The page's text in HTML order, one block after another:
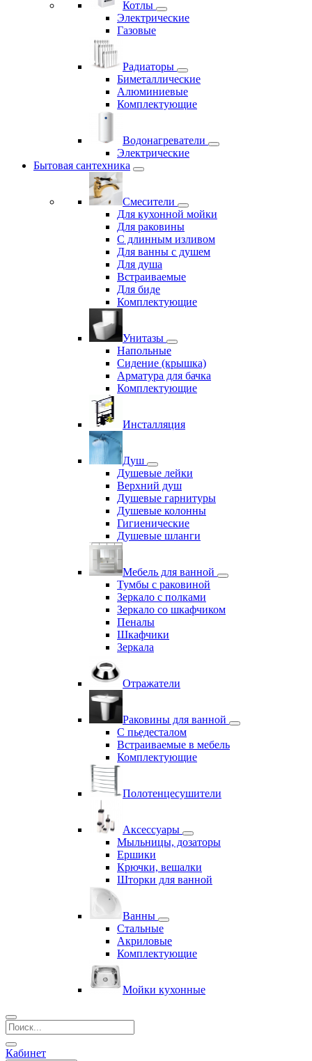
Котлы
Электрические
Газовые
Радиаторы
Биметаллические
Алюминиевые
Комплектующие
Водонагреватели
Электрические
Бытовая сантехника
Смесители
Для кухонной мойки
Для раковины
С длинным изливом
Для ванны с душем
Для душа
Встраиваемые
Для биде
Комплектующие
Унитазы
Напольные
Сидение (крышка)
Арматура для бачка
Комплектующие
Инсталляция
Душ
Душевые лейки
Верхний душ
Душевые гарнитуры
Душевые колонны
Гигиенические
Душевые шланги
Мебель для ванной
Тумбы с раковиной
Зеркало с полками
Зеркало со шкафчиком
Пеналы
Шкафчики
Зеркала
Отражатели
Раковины для ванной
С пьедесталом
Встраиваемые в мебель
Комплектующие
Полотенцесушители
Аксессуары
Мыльницы, дозаторы
Ершики
Крючки, вешалки
Шторки для ванной
Ванны
Стальные
Акриловые
Комплектующие
Мойки кухонные
Кабинет